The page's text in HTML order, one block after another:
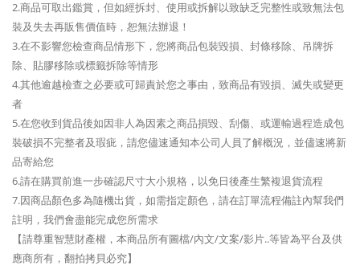
2.商品可取出鑑賞，但如經拆封、使用或拆解以致缺乏完整性或致無法包
裝及失去再販售價值時，恕無法辦退！
3.在不影響您檢查商品情形下，您將商品包裝毀損、封條移除、吊牌拆
除、貼膠移除或標籤拆除等情形
4.其他逾越檢查之必要或可歸責於您之事由，致商品有毀損、滅失或變更
者
5.在您收到貨品後如因非人為因素之商品損毀、刮傷、或運輸過程造成包
裝破損不完整者及瑕疵，請您儘速通知本公司人員了解概況，並儘速將新
品寄給您
6.請在購買前進一步確認尺寸大小規格，以免日後產生繁複退貨流程
7.因商品顏色多為隨機出貨，如需指定顏色，請在訂單流程備註內幫我們
註明，我們會盡能完成您所需求
【請尊重智慧財產權，本商品所有圖檔/內文/文案/影片..等皆為平台及供
應商所有，翻拍拷貝必究】